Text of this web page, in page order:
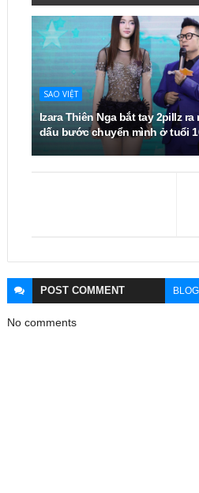
SAO VIỆT
Izara Thiên Nga bắt tay 2pillz ra
dấu bước chuyển mình ở tuổi
POST COMMENT
No comments